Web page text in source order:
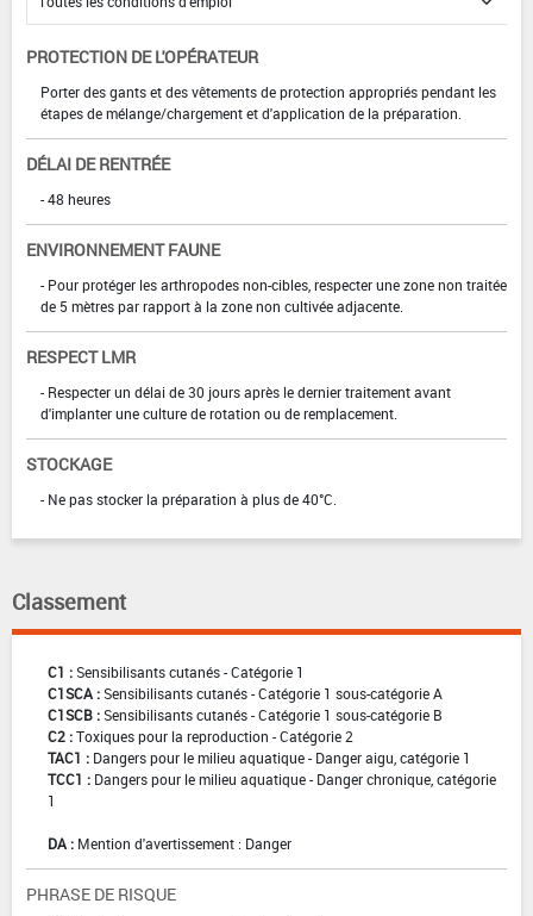
PROTECTION DE L'OPÉRATEUR
Porter des gants et des vêtements de protection appropriés pendant les
étapes de mélange/chargement et d'application de la préparation.
DÉLAI DE RENTRÉE
- 48 heures
ENVIRONNEMENT FAUNE
- Pour protéger les arthropodes non-cibles, respecter une zone non traitée
de 5 mètres par rapport à la zone non cultivée adjacente.
RESPECT LMR
- Respecter un délai de 30 jours après le dernier traitement avant
d'implanter une culture de rotation ou de remplacement.
STOCKAGE
- Ne pas stocker la préparation à plus de 40°C.
Classement
C1 :Sensibilisants cutanés - Catégorie 1
C1SCA :Sensibilisants cutanés - Catégorie 1 sous-catégorie A
C1SCB :Sensibilisants cutanés - Catégorie 1 sous-catégorie B
C2 :Toxiques pour la reproduction - Catégorie 2
TAC1 : Dangers pour le milieu aquatique - Danger aigu, catégorie 1
TCC1 : Dangers pour le milieu aquatique - Danger chronique, catégorie
1
DA : Mention d'avertissement : Danger
PHRASE DE RISQUE